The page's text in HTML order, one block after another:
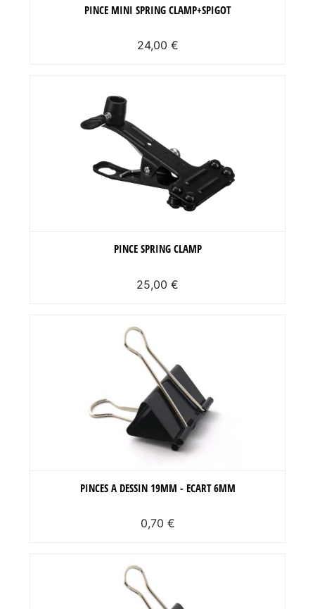
PINCE MINI SPRING CLAMP+SPIGOT
24,00 €
PINCE SPRING CLAMP
25,00 €
PINCES A DESSIN 19MM - ECART 6MM
0,70 €